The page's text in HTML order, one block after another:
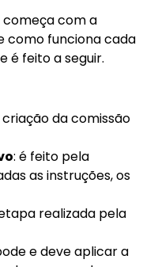
começa com a
como funciona cada
é feito a seguir.
da comissão
: é feito pela
as instruções, os
realizada pela
e deve aplicar a